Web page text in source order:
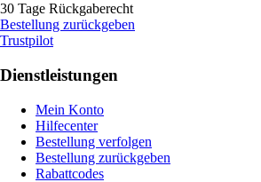
30 Tage Rückgaberecht
Bestellung zurückgeben
Trustpilot
Dienstleistungen
Mein Konto
Hilfecenter
Bestellung verfolgen
Bestellung zurückgeben
Rabattcodes